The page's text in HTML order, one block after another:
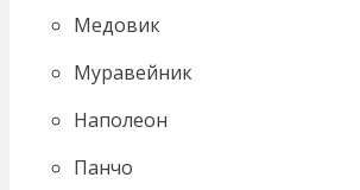
Медовик
Муравейник
Наполеон
Панчо